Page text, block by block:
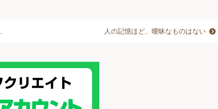
人の記憶ほど、曖昧なものはない